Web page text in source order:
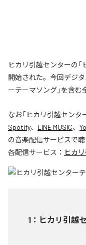
ヒカリ引越センターの
開始された。今回デジ
ーテーマソング」を含む
なお「ヒカリ引越センタ
Spotify、 LINE MUSIC、
の音楽配信サービスで聴
各配信サービス： ヒカ
1 ： ヒカリ引越